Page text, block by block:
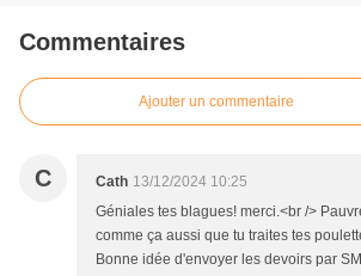
Commentaires
Ajouter un commentaire
C Cath 13/12/2024 10:25
Géniales tes blagues! merci.<br />
comme ça aussi que tu traites tes
Bonne idée d'envoyer les devoirs par